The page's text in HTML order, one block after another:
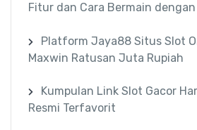
Fitur dan Cara Bermain
Platform Jaya88 Situs Slot
Maxwin Ratusan Juta Rupiah
Kumpulan Link Slot Gacor
Resmi Terfavorit